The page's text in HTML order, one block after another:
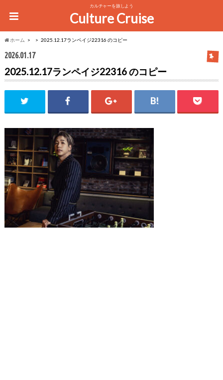
カルチャーを旅しよう
Culture Cruise
ホーム 2025.12.17ランペイジ22316 のコピー
2026.01.17
2025.12.17ランペイジ22316 のコピー